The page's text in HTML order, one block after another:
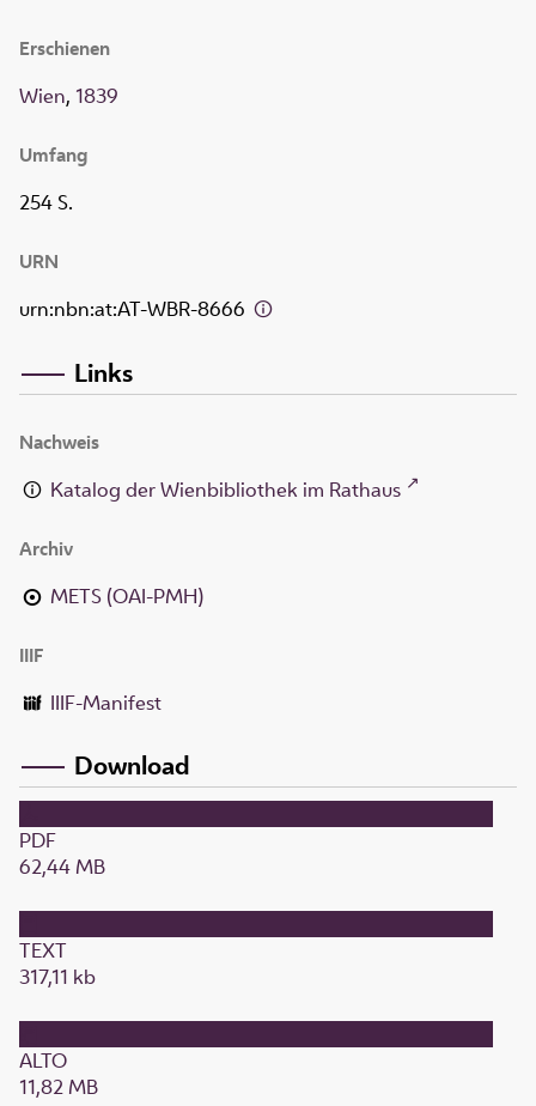
Erschienen
Wien, 1839
Umfang
254 S.
URN
urn:nbn:at:AT-WBR-8666
Links
Nachweis
Katalog der Wienbibliothek im Rathaus
Archiv
METS (OAI-PMH)
IIIF
IIIF-Manifest
Download
PDF
62,44 MB
TEXT
317,11 kb
ALTO
11,82 MB